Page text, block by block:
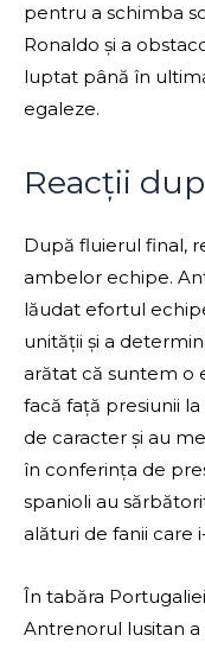
pentru a schimba
Ronaldo și a
luptat până în
egaleze.
Reacții
După fluierul final,
ambelor echipe.
lăudat efortul
unității și a
arătat că suntem o
facă față presiunii
de caracter și au
în conferința de
spanioli au
alături de fanii care
În tabăra
Antrenorul lusitan